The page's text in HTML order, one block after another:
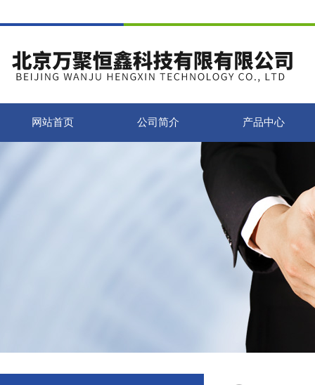
网站首页 公司简介 产品中心